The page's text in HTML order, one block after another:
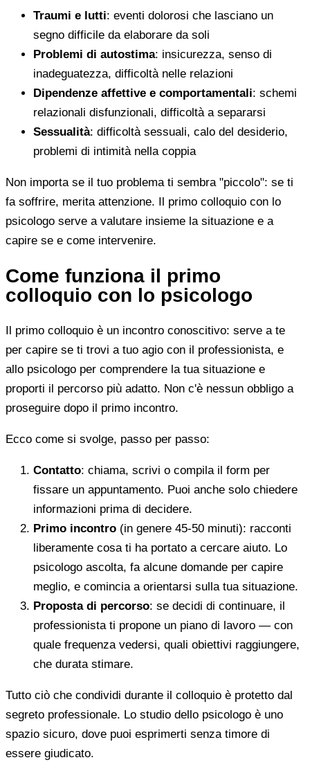
Traumi e lutti: eventi dolorosi che lasciano un
segno difficile da elaborare da soli
Problemi di autostima: insicurezza, senso di
inadeguatezza, difficoltà nelle relazioni
Dipendenze affettive e comportamentali: schemi
relazionali disfunzionali, difficoltà a separarsi
Sessualità: difficoltà sessuali, calo del desiderio,
problemi di intimità nella coppia
Non importa se il tuo problema ti sembra "piccolo": se ti
fa soffrire, merita attenzione. Il primo colloquio con lo
psicologo serve a valutare insieme la situazione e a
capire se e come intervenire.
Come funziona il primo
colloquio con lo psicologo
Il primo colloquio è un incontro conoscitivo: serve a te
per capire se ti trovi a tuo agio con il professionista, e
allo psicologo per comprendere la tua situazione e
proporti il percorso più adatto. Non c'è nessun obbligo a
proseguire dopo il primo incontro.
Ecco come si svolge, passo per passo:
Contatto: chiama, scrivi o compila il form per
fissare un appuntamento. Puoi anche solo chiedere
informazioni prima di decidere.
Primo incontro (in genere 45-50 minuti): racconti
liberamente cosa ti ha portato a cercare aiuto. Lo
psicologo ascolta, fa alcune domande per capire
meglio, e comincia a orientarsi sulla tua situazione.
Proposta di percorso: se decidi di continuare, il
professionista ti propone un piano di lavoro — con
quale frequenza vedersi, quali obiettivi raggiungere,
che durata stimare.
Tutto ciò che condividi durante il colloquio è protetto dal
segreto professionale. Lo studio dello psicologo è uno
spazio sicuro, dove puoi esprimerti senza timore di
essere giudicato.